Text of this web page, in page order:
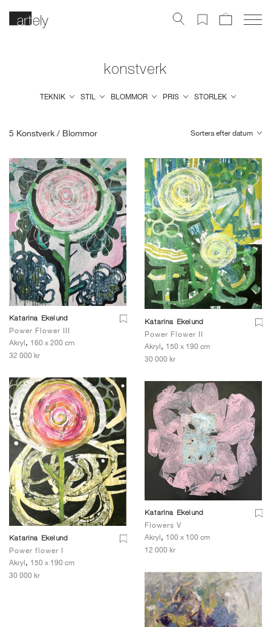
TEKNIK STIL BLOMMOR PRIS STORLEK
konstverk
5 Konstverk / Blommor Sortera efter datum
Katarina Ekelund
Power Flower III
Akryl, 160 x 200 cm
32 000 kr
Katarina Ekelund
Power Flower II
Akryl, 150 x 190 cm
30 000 kr
Katarina Ekelund
Power flower I
Akryl, 150 x 190 cm
30 000 kr
Katarina Ekelund
Flowers V
Akryl , 100 x 100 cm
12 000 kr